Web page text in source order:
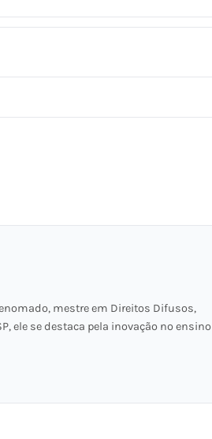
mestre em Direitos Difusos,
ele se destaca pela inovação no ensino